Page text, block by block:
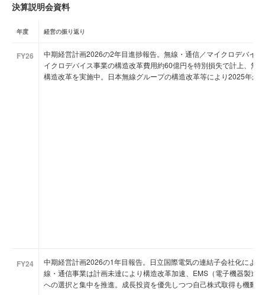
決算説明会資料
年度 経営の振り返り
FY26
中期経営計画2026の2年目進捗報告。無線・通信／マイクロデバイ
イクロデバイス事業の構造改革費用約60億円を特別損失で計上、無
構造改革を実施中。日本無線グループの構造改革等により2025年か
FY24
中期経営計画2026の1年目報告。日立国際電気の連結子会社化によ
線・通信事業は計画未達により構造改革加速、EMS（電子機器製造
への選択と集中を推進。成長投資を優先しつつ自己株式取得も機動